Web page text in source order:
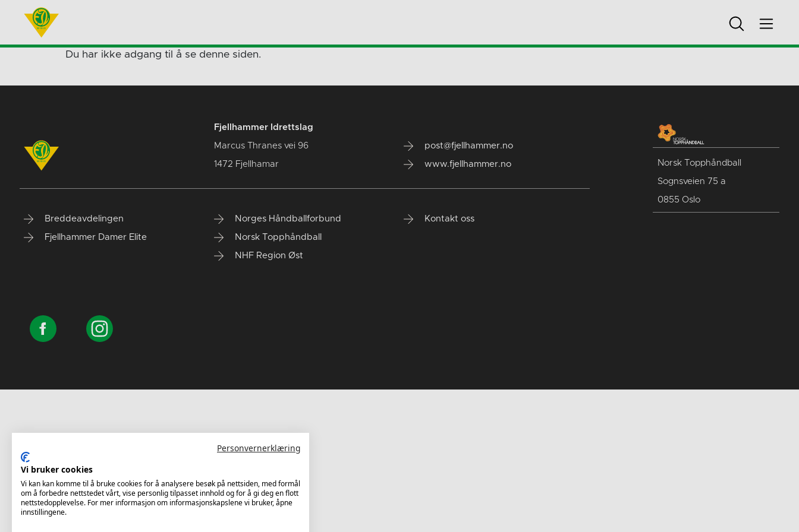
Du har ikke adgang til å se denne siden.
Fjellhammer Idrettslag
Marcus Thranes vei 96
1472 Fjellhamar
post@fjellhammer.no
www.fjellhammer.no
Breddeavdelingen
Fjellhammer Damer Elite
Norges Håndballforbund
Norsk Topphåndball
NHF Region Øst
Kontakt oss
Norsk Topphåndball
Sognsveien 75 a
0855 Oslo
Personvernerklæring
Vi bruker cookies
Vi kan kan komme til å bruke cookies for å analysere besøk på nettsiden, med formål
om å forbedre nettstedet vårt, vise personlig tilpasset innhold og for å gi deg en flott
nettstedopplevelse. For mer informasjon om informasjonskapslene vi bruker, åpne
innstillingene.